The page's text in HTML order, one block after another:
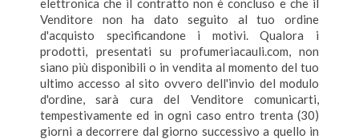
elettronica che il contratto non è concluso e che il
Venditore non ha dato seguito al tuo ordine
d'acquisto specificandone i motivi. Qualora i
prodotti, presentati su profumeriacauli.com, non
siano più disponibili o in vendita al momento del tuo
ultimo accesso al sito ovvero dell'invio del modulo
d'ordine, sarà cura del Venditore comunicarti,
tempestivamente ed in ogni caso entro trenta (30)
giorni a decorrere dal giorno successivo a quello in